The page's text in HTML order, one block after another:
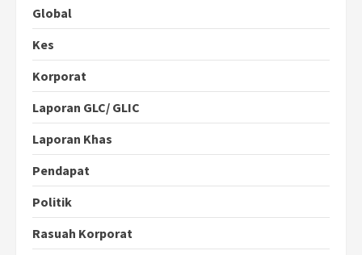
Global
Kes
Korporat
Laporan GLC/ GLIC
Laporan Khas
Pendapat
Politik
Rasuah Korporat